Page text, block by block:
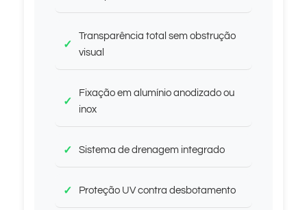
Transparência total sem obstrução
visual
Fixação em alumínio anodizado ou
inox
Sistema de drenagem integrado
Proteção UV contra desbotamento